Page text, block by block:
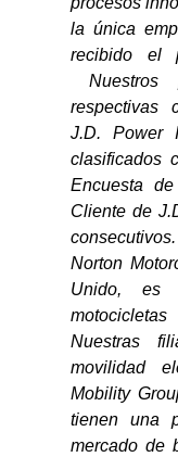
la única
recibido el
Nuestros
respectivas
J.D. Power
clasificados
Encuesta
Cliente de
Norton
Unido,
Nuestras
movilidad
Mobility
tienen una
mercado de